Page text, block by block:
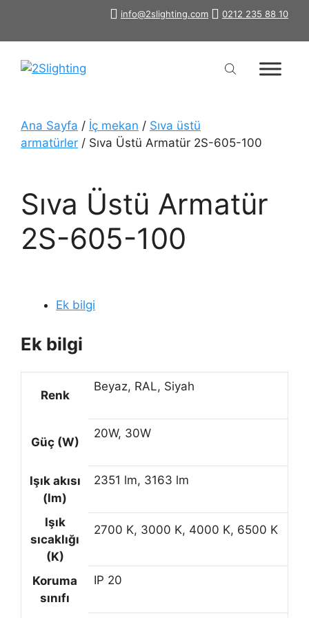
info@2slighting.com 0212 235 88 10
Ana Sayfa / İç mekan / Sıva üstü
armatürler / Sıva Üstü Armatür 2S-605-100
Sıva Üstü Armatür
2S-605-100
Ek bilgi
Ek bilgi
Renk
Beyaz, RAL, Siyah
Güç (W)
20W, 30W
Işık akısı
(lm)
2351 lm, 3163 lm
Işık
sıcaklığı
(K)
2700 K, 3000 K, 4000 K, 6500 K
Koruma
sınıfı
IP 20